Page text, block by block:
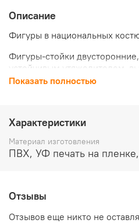
Описание
Фигуры в национальных
Фигуры-стойки
устойчивым утяжелителем,
ПВХ, полноцветная печать.
Показать полностью
Характеристики
Материал изготовления
ПВХ, УФ печать на
Отзывы
Отзывов еще никто не